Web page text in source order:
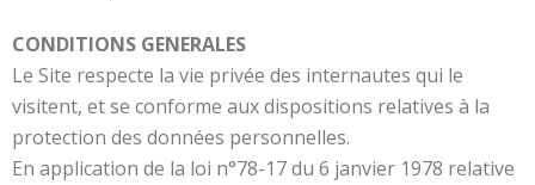
CONDITIONS GENERALES
Le Site respecte la vie privée des internautes qui le
visitent, et se conforme aux dispositions relatives à la
protection des données personnelles.
En application de la loi n°78-17 du 6 janvier 1978 relative